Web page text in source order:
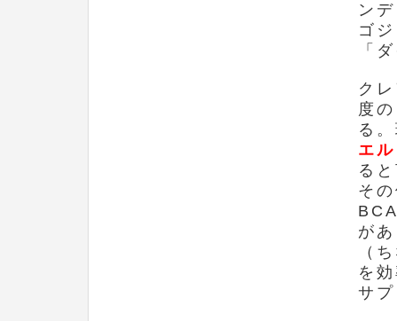
ン
ゴ
「
ク
度
る
エ
る
そ
が
（
を
サ